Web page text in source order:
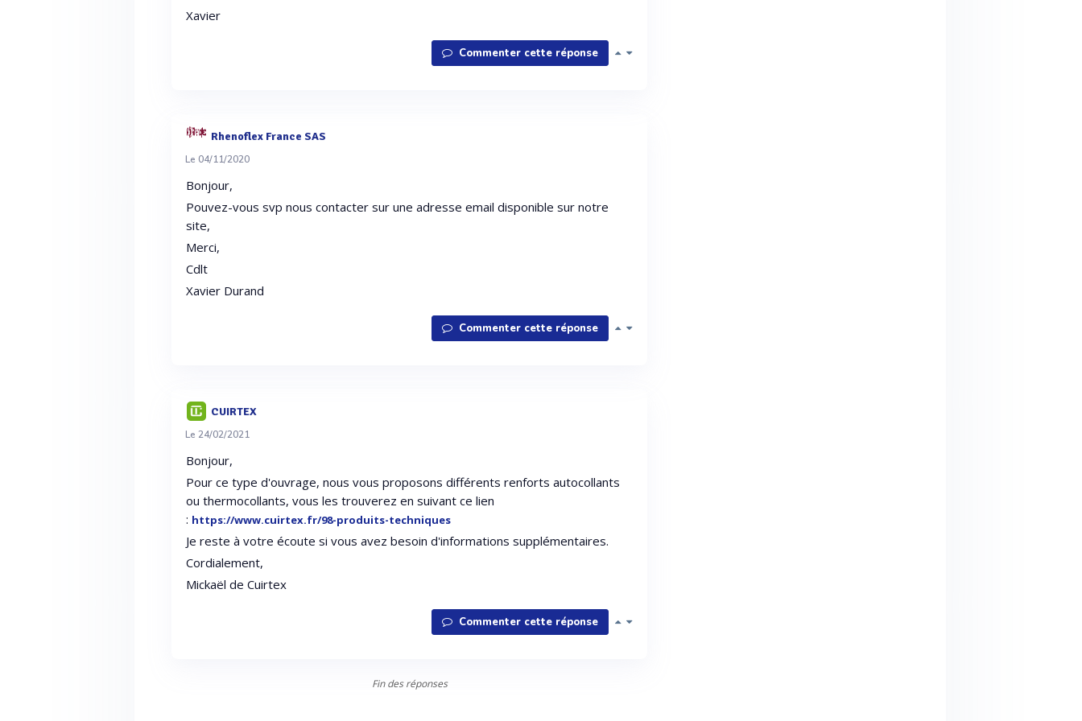
Xavier
Commenter cette réponse
Rhenoflex France SAS
Le 04/11/2020
Bonjour,
Pouvez-vous svp nous contacter sur une adresse email disponible sur notre
site,
Merci,
Cdlt
Xavier Durand
Commenter cette réponse
CUIRTEX
Le 24/02/2021
Bonjour,
Pour ce type d'ouvrage, nous vous proposons différents renforts autocollants
ou thermocollants, vous les trouverez en suivant ce lien
: https://www.cuirtex.fr/98-produits-techniques
Je reste à votre écoute si vous avez besoin d'informations supplémentaires.
Cordialement,
Mickaël de Cuirtex
Commenter cette réponse
Fin des réponses